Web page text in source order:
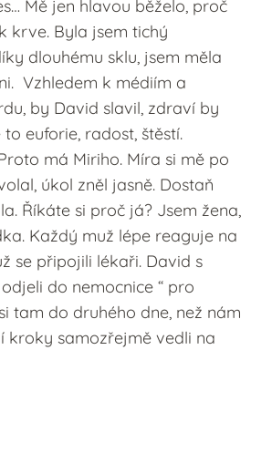
Mě jen hlavou běželo, proč
krve. Byla jsem tichý
dlouhému sklu, jsem měla
Vzhledem k médiím a
by David slavil, zdraví by
euforie, radost, štěstí.
má Miriho. Míra si mě po
úkol zněl jasně. Dostaň
Říkáte si proč já? Jsem žena,
Každý muž lépe reaguje na
se připojili lékaři. David s
do nemocnice “ pro
tam do druhého dne, než nám
kroky samozřejmě vedli na